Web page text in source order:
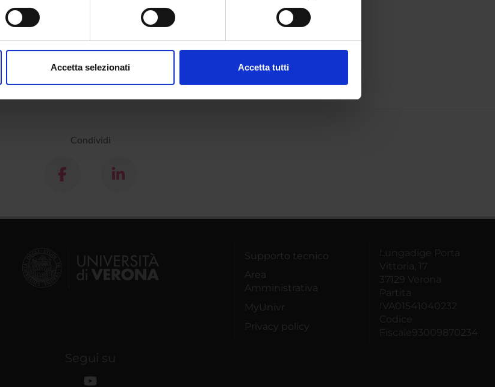
momento dalla Dichiarazione sui cookie.
Accetta selezionati Accetta tutti
Condividi
Supporto tecnico
Area
Amministrativa
MyUnivr
Privacy policy
Lungadige Porta
Vittoria, 17
37129 Verona
Partita
IVA01541040232
Codice
Fiscale93009870234
Segui su